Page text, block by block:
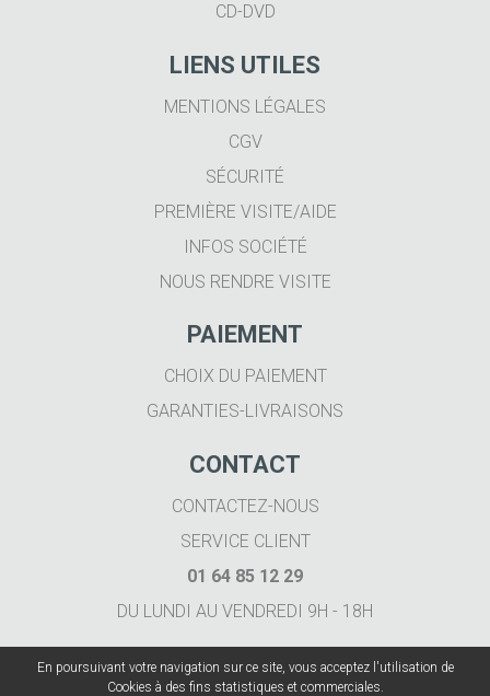
CD-DVD
LIENS UTILES
MENTIONS LÉGALES
CGV
SÉCURITÉ
PREMIÈRE VISITE/AIDE
INFOS SOCIÉTÉ
NOUS RENDRE VISITE
PAIEMENT
CHOIX DU PAIEMENT
GARANTIES-LIVRAISONS
CONTACT
CONTACTEZ-NOUS
SERVICE CLIENT
01 64 85 12 29
DU LUNDI AU VENDREDI 9H - 18H
En poursuivant votre navigation sur ce site, vous acceptez l'utilisation de
Cookies à des fins statistiques et commerciales.